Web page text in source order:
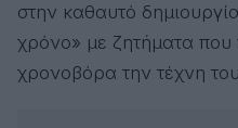
στην καθαυτό
χρόνο» με ζητήματα που
χρονοβόρα την τέχνη